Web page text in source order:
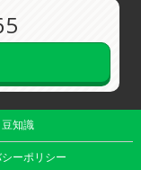
知識
ーポリシー